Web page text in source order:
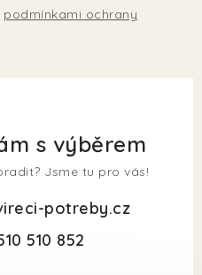
podmínkami ochrany
s výběrem
Jsme tu pro vás!
potreby.cz
510 852